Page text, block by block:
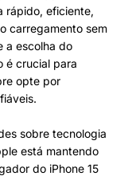
rápido, eficiente,
carregamento sem
a escolha do
é crucial para
opte por
sobre tecnologia
está mantendo
do iPhone 15